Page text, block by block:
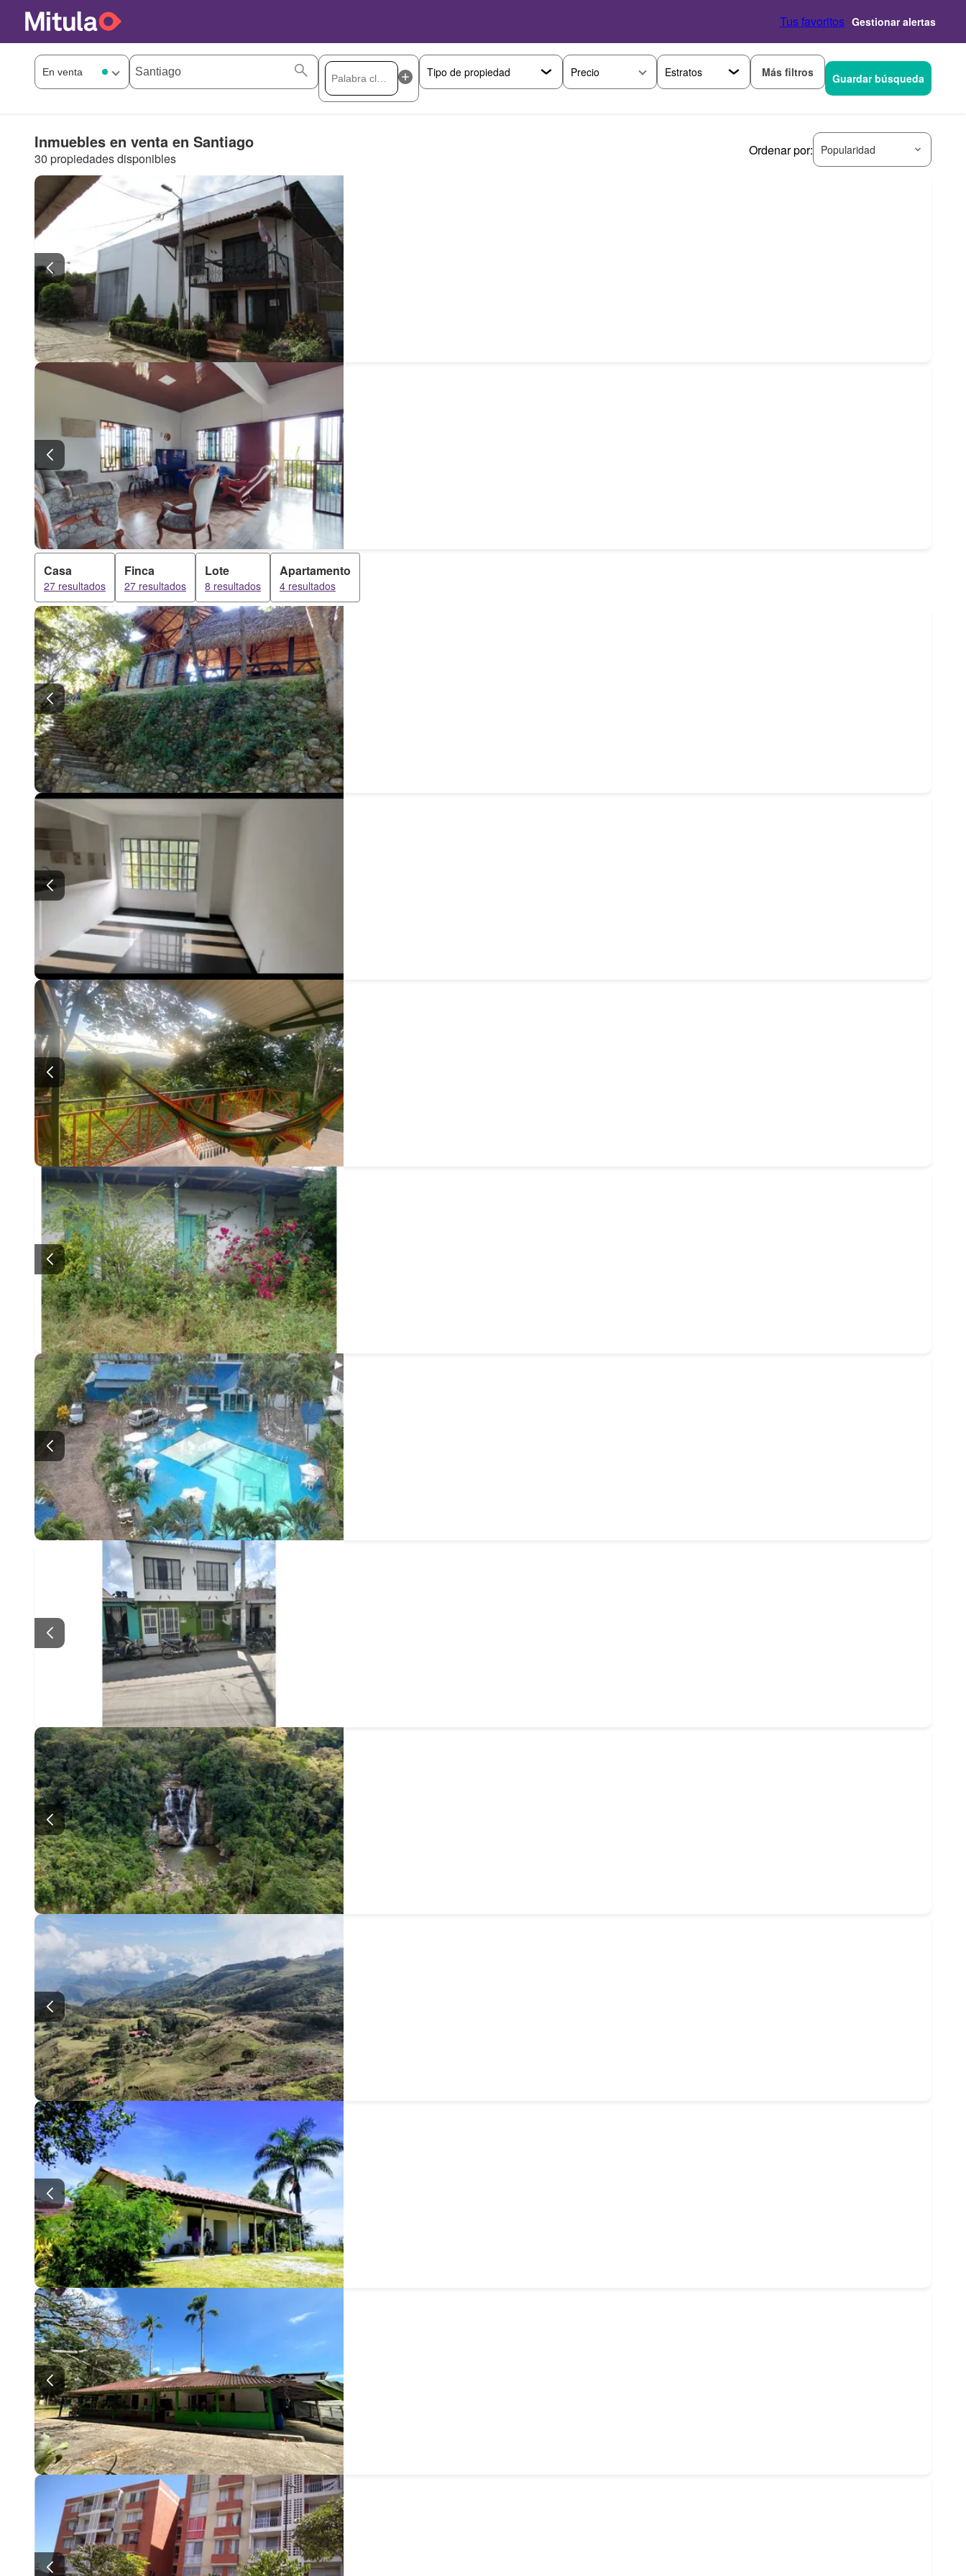
Tus favoritos Gestionar alertas
Precio Más filtros Guardar búsqueda
Inmuebles en venta en Santiago
30 propiedades disponibles
Ordenar por: Popularidad
Casa
27 resultados
Finca
27 resultados
Lote
8 resultados
Apartamento
4 resultados